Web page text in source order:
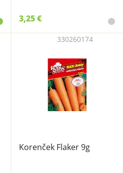
3,25 €
Korenček Flaker 9g
330260174